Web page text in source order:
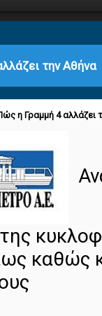
την Αθήνα
η Γραμμή 4 αλλάζει
καθώς